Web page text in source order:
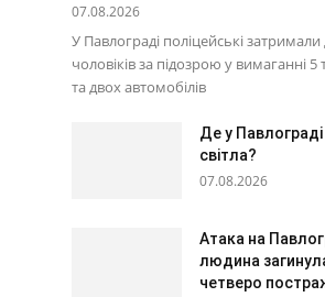
07.08.2026
У Павлограді поліцейські
чоловіків за підозрою у вимаганні 5
та двох автомобілів
Де у
світла?
07.08.2026
Атака на
людина
четверо